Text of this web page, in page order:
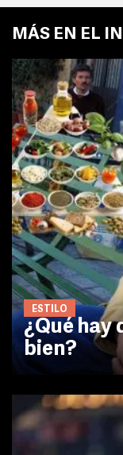
MÁS EN EL
ESTILO
¿Qué hay
bien?